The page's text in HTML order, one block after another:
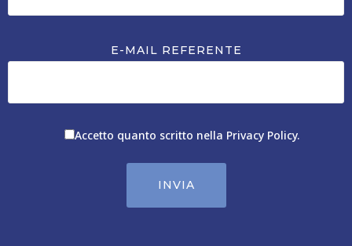
E-MAIL REFERENTE
Accetto quanto scritto nella Privacy Policy.